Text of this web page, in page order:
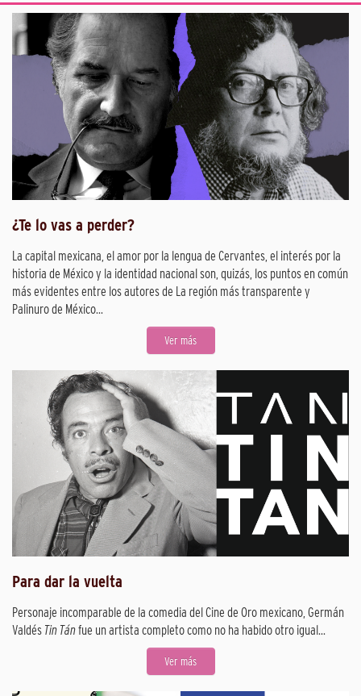
¿Te lo vas a perder?
La capital mexicana, el amor por la lengua de Cervantes, el interés por la
historia de México y la identidad nacional son, quizás, los puntos en común
más evidentes entre los autores de La región más transparente y
Palinuro de México...
Ver más
Para dar la vuelta
Personaje incomparable de la comedia del Cine de Oro mexicano, Germán
Valdés Tin Tánfue un artista completo como no ha habido otro igual...
Ver más